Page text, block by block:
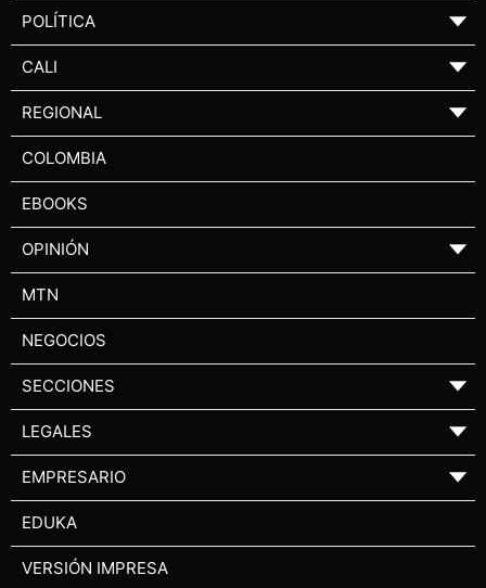
POLÍTICA ▼
CALI ▼
REGIONAL ▼
COLOMBIA
EBOOKS
OPINIÓN ▼
MTN
NEGOCIOS
SECCIONES ▼
LEGALES ▼
EMPRESARIO ▼
EDUKA
VERSIÓN IMPRESA